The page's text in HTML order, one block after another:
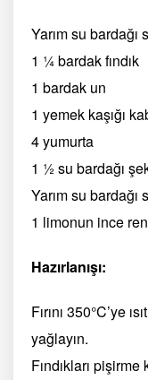
Yarım su bardağı
1 ¼ bardak fındık
1 bardak un
1 yemek kaşığı
4 yumurta
1 ½ su bardağı
Yarım su bardağı
1 limonun ince
Hazırlanışı:
Fırını 350°C’ye
yağlayın.
Fındıkları